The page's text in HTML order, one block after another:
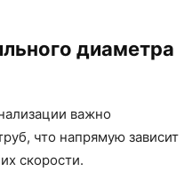
диаметра
важно
что напрямую зависит
скорости.